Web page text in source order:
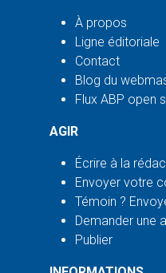
À propos
Ligne éditoriale
Contact
Blog du
Flux ABP open
AGIR
Écrire à la
Envoyer votre
Témoin ?
Demander une
Publier